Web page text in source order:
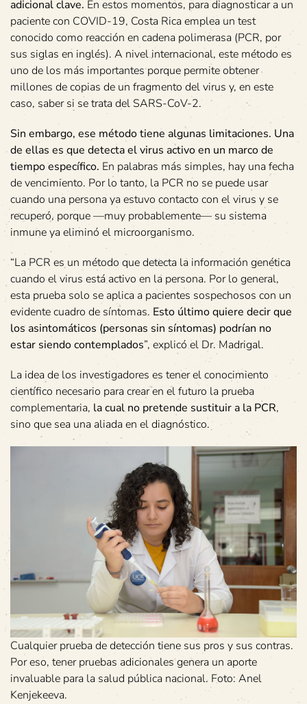
adicional clave. En estos momentos, para diagnosticar a un
paciente con COVID-19, Costa Rica emplea un test
conocido como reacción en cadena polimerasa (PCR, por
sus siglas en inglés). A nivel internacional, este método es
uno de los más importantes porque permite obtener
millones de copias de un fragmento del virus y, en este
caso, saber si se trata del SARS-CoV-2.
Sin embargo, ese método tiene algunas limitaciones. Una
de ellas es que detecta el virus activo en un marco de
tiempo específico. En palabras más simples, hay una fecha
de vencimiento. Por lo tanto, la PCR no se puede usar
cuando una persona ya estuvo contacto con el virus y se
recuperó, porque —muy probablemente— su sistema
inmune ya eliminó el microorganismo.
“La PCR es un método que detecta la información genética
cuando el virus está activo en la persona. Por lo general,
esta prueba solo se aplica a pacientes sospechosos con un
evidente cuadro de síntomas. Esto último quiere decir que
los asintomáticos (personas sin síntomas) podrían no
estar siendo contemplados”, explicó el Dr. Madrigal.
La idea de los investigadores es tener el conocimiento
científico necesario para crear en el futuro la prueba
complementaria, la cual no pretende sustituir a la PCR,
sino que sea una aliada en el diagnóstico.
Cualquier prueba de detección tiene sus pros y sus contras.
Por eso, tener pruebas adicionales genera un aporte
invaluable para la salud pública nacional. Foto: Anel
Kenjekeeva.